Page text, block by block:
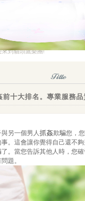
到貓頭鷹樂團!
十大排名。專業服務品
另一個男人抓姦欺騙您，
。這會讓你覺得自己還不
。當您告訴其他人時，您
題。